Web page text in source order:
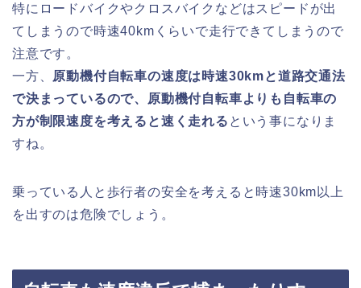
特にロードバイクやクロスバイクなどはスピードが出
てしまうので時速40kmくらいで走行できてしまうので
注意です。
一方、 原動機付自転車の速度は時速30kmと道路交通法
で決まっているので、原動機付自転車よりも自転車の
方が制限速度を考えると速く走れる という事になりま
すね。
乗っている人と歩行者の安全を考えると時速30km以上
を出すのは危険でしょう。